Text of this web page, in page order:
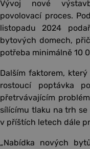
Vývoj nové
povolovací proces.
listopadu 2024
bytových domech,
potřeba minimálně 10
Dalším faktorem,
rostoucí poptávka
přetrvávajícím
sílícímu tlaku na trh se
v příštích letech dále
„Nabídka nových